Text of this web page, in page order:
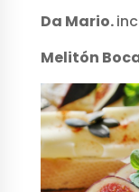
Da Mario.
Melitón